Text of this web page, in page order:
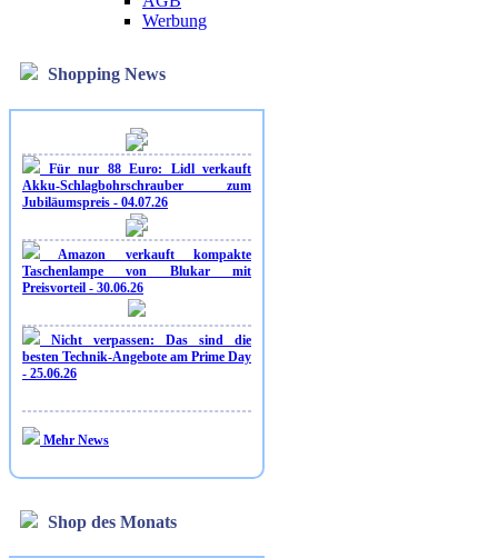
Werbung
Shopping News
Für nur 88 Euro: Lidl verkauft
Akku-Schlagbohrschrauber zum
Jubiläumspreis - 04.07.26
Amazon verkauft kompakte
Taschenlampe von Blukar mit
Preisvorteil - 30.06.26
Nicht verpassen: Das sind die
besten Technik-Angebote am Prime Day
- 25.06.26
Mehr News
Shop des Monats